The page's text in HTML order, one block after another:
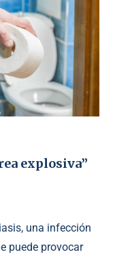
explosiva”
una infección
puede provocar